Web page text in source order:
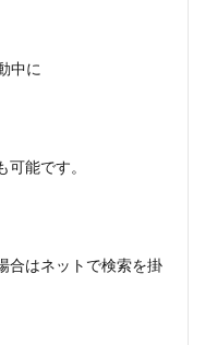
中に
可能です。
合はネットで検索を掛